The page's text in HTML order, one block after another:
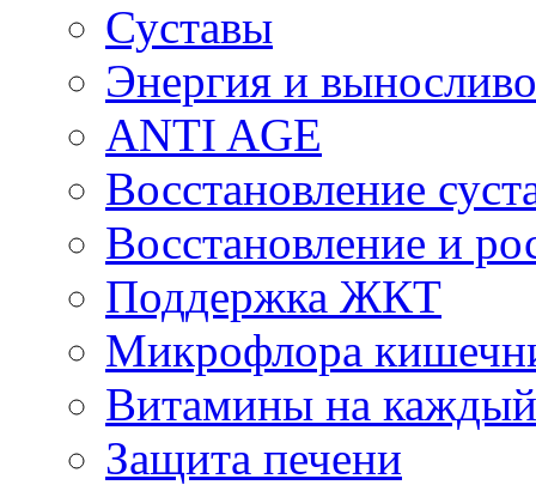
Суставы
Энергия и
ANTI AGE
Восстановление
Восстановление и
Поддержка ЖКТ
Микрофлора
Витамины на
Защита печени